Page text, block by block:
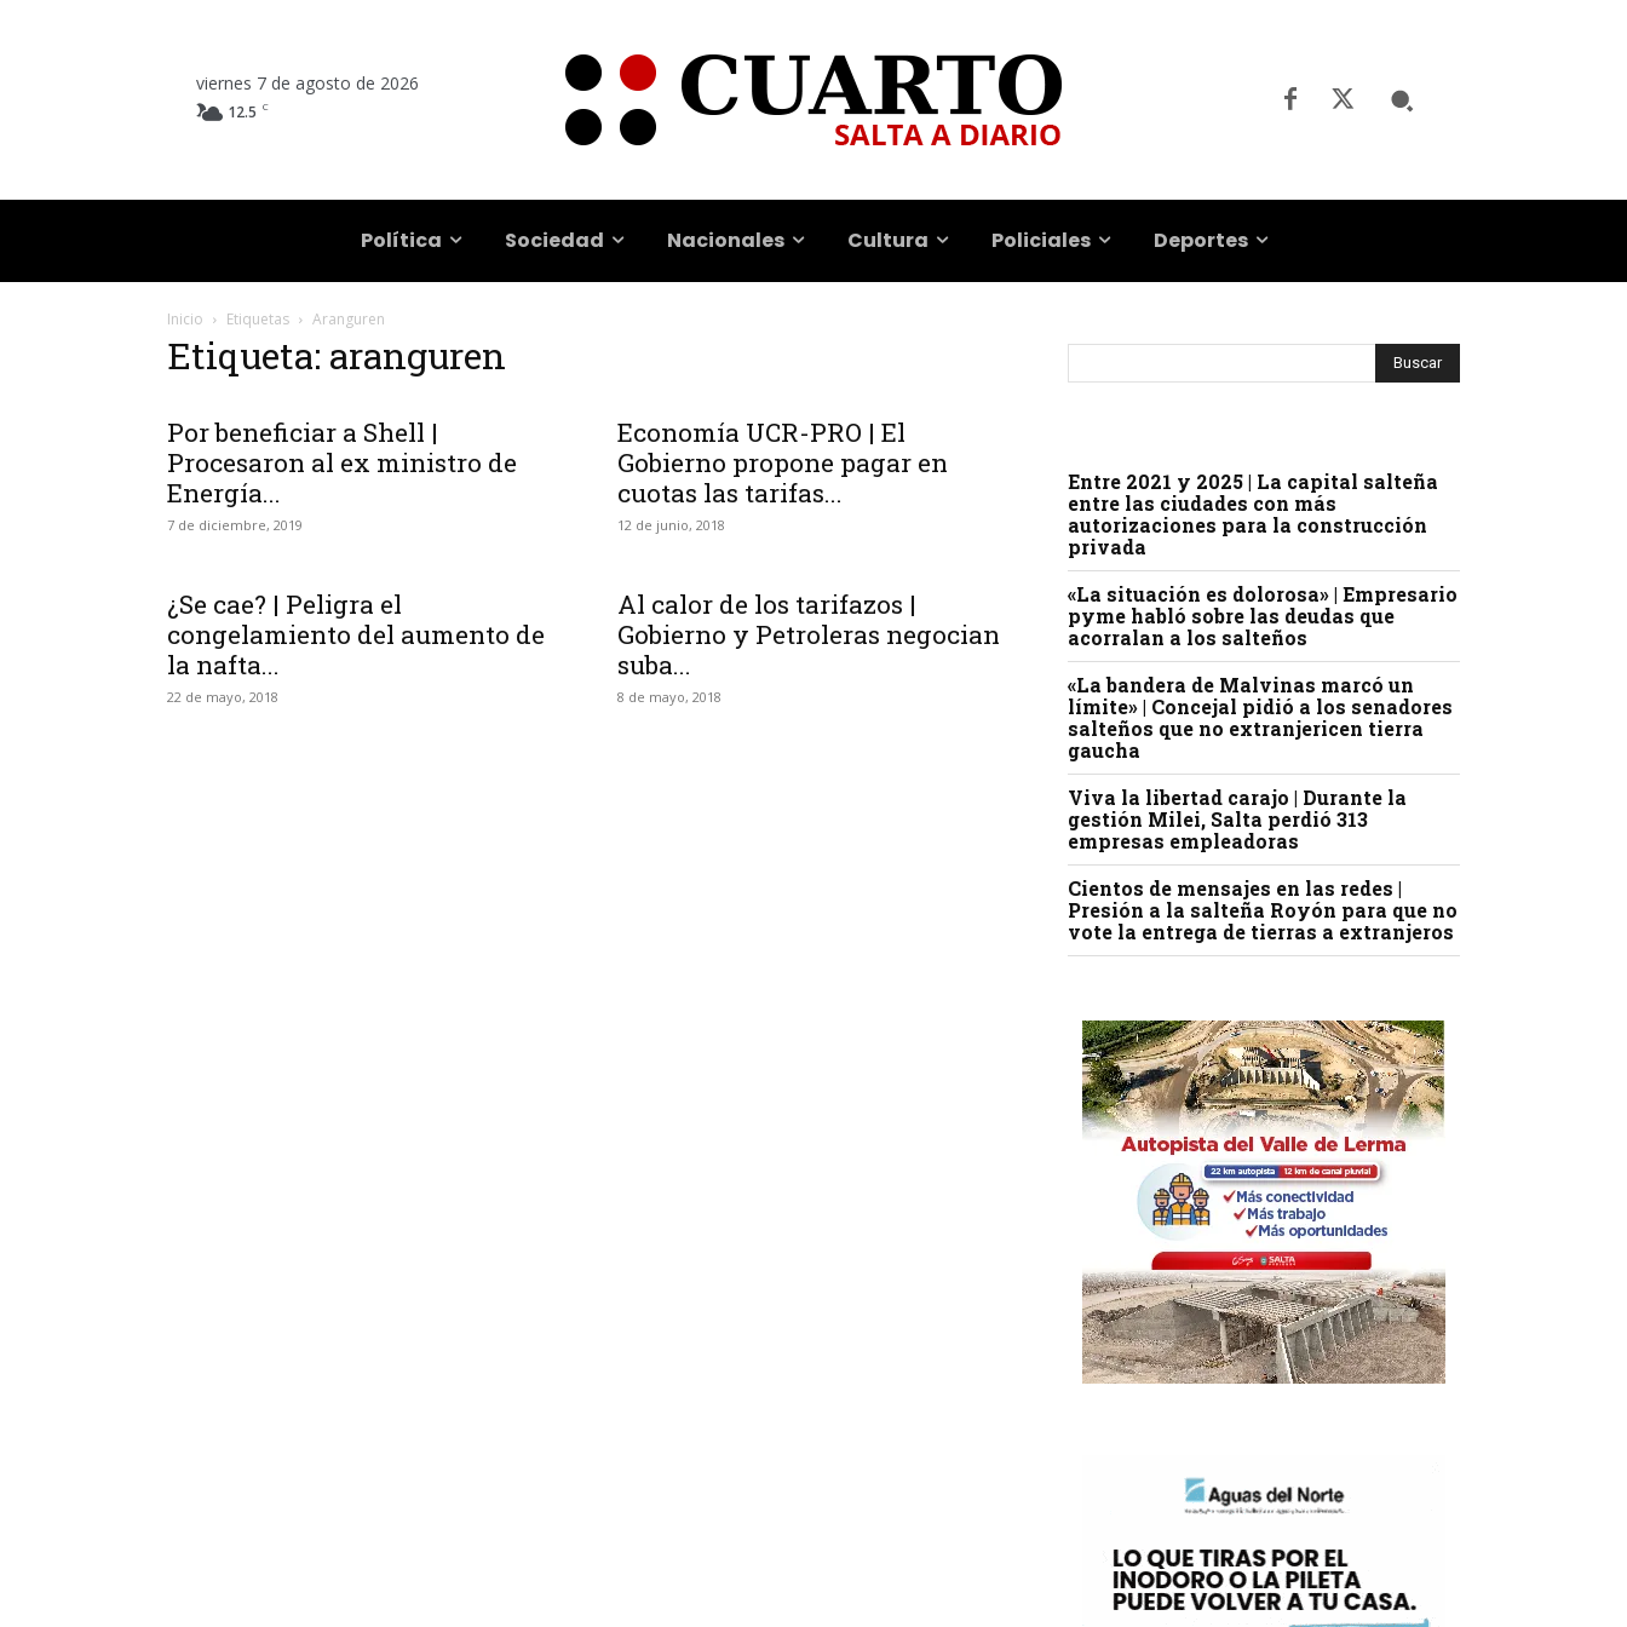
viernes 7 de agosto de 2026
12.5 C
Política Sociedad Nacionales Cultura Policiales Deportes
Inicio Etiquetas Aranguren
Etiqueta: aranguren
Por beneficiar a Shell |
Procesaron al ex ministro de
Energía...
7 de diciembre, 2019
Economía UCR-PRO | El
Gobierno propone pagar en
cuotas las tarifas...
12 de junio, 2018
¿Se cae? | Peligra el
congelamiento del aumento de
la nafta...
22 de mayo, 2018
Al calor de los tarifazos |
Gobierno y Petroleras negocian
suba...
8 de mayo, 2018
Entre 2021 y 2025 | La capital salteña
entre las ciudades con más
autorizaciones para la construcción
privada
«La situación es dolorosa» | Empresario
pyme habló sobre las deudas que
acorralan a los salteños
«La bandera de Malvinas marcó un
límite» | Concejal pidió a los senadores
salteños que no extranjericen tierra
gaucha
Viva la libertad carajo | Durante la
gestión Milei, Salta perdió 313
empresas empleadoras
Cientos de mensajes en las redes |
Presión a la salteña Royón para que no
vote la entrega de tierras a extranjeros